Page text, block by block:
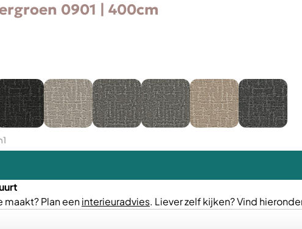
0901 | 400cm
Plan eeninterieuradvies. Liever zelf kijken? Vind